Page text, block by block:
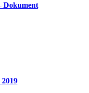
Dokument